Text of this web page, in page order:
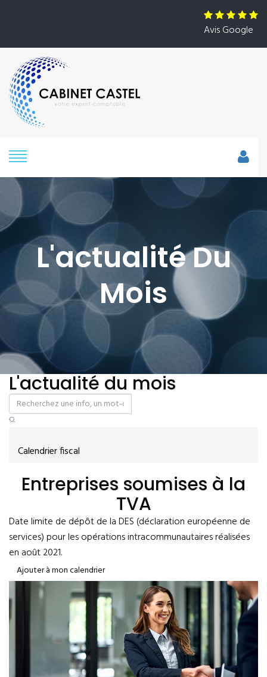
Avis Google
L'actualité Du
Mois
L'actualité du mois
Calendrier fiscal
Entreprises soumises à la
TVA
Date limite de dépôt de la DES (déclaration européenne de
services) pour les opérations intracommunautaires réalisées
en août 2021.
Ajouter à mon calendrier